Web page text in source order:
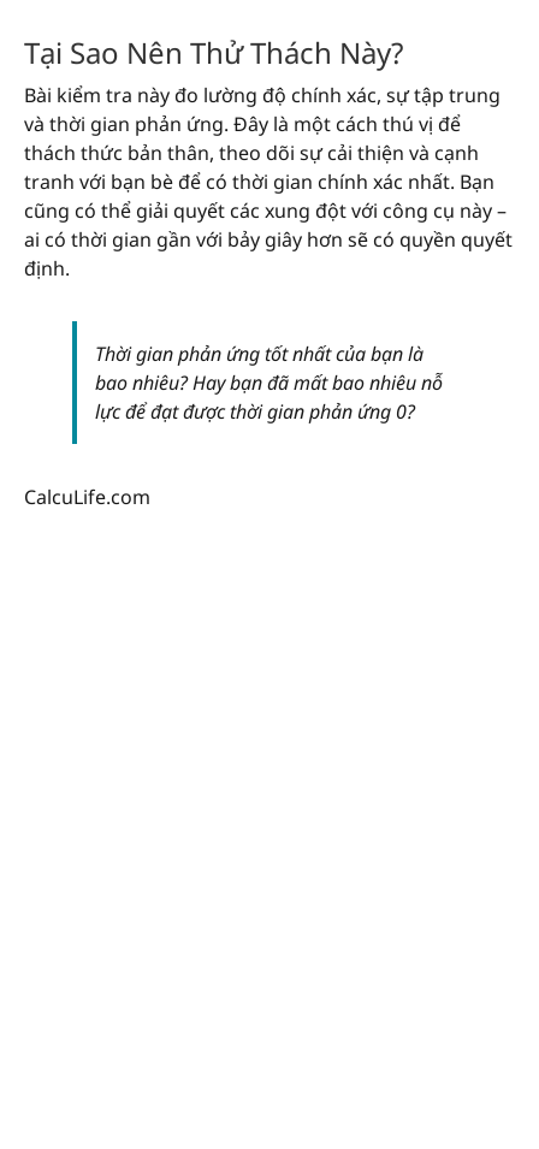
Tại Sao Nên Thử Thách Này?
Bài kiểm tra này đo lường độ chính xác, sự tập trung
và thời gian phản ứng. Đây là một cách thú vị để
thách thức bản thân, theo dõi sự cải thiện và cạnh
tranh với bạn bè để có thời gian chính xác nhất. Bạn
cũng có thể giải quyết các xung đột với công cụ này –
ai có thời gian gần với bảy giây hơn sẽ có quyền quyết
định.
Thời gian phản ứng tốt nhất của bạn là
bao nhiêu? Hay bạn đã mất bao nhiêu nỗ
lực để đạt được thời gian phản ứng 0?
CalcuLife.com